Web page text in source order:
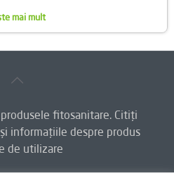
mai mult:
Momos
250
fitosanitare. Citiți
informațiile despre produs
de utilizare